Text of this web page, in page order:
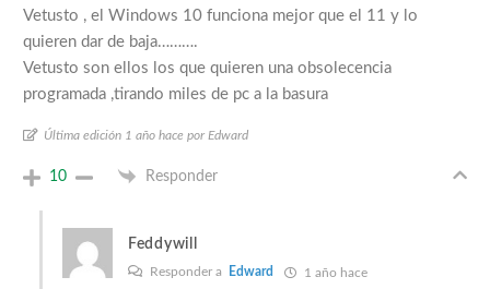
Vetusto , el Windows 10 funciona mejor que el 11 y lo
quieren dar de baja……….
Vetusto son ellos los que quieren una obsolecencia
programada ,tirando miles de pc a la basura
Última edición 1 año hace por Edward
10 Responder
Feddywill
Responder a Edward 1 año hace